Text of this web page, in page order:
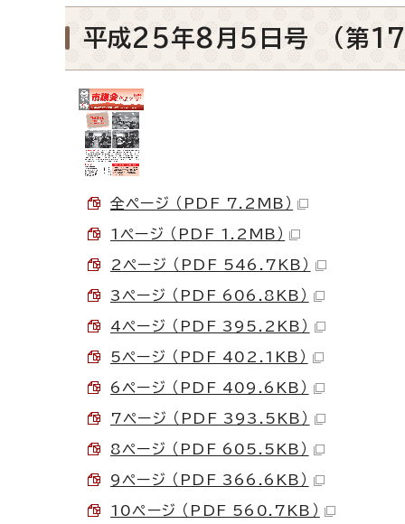
平成25年8月5日号 （第
全ページ （PDF 7.2MB）
1ページ （PDF 1.2MB）
2ページ （PDF 546.7KB）
3ページ （PDF 606.8KB）
4ページ （PDF 395.2KB）
5ページ （PDF 402.1KB）
6ページ （PDF 409.6KB）
7ページ （PDF 393.5KB）
8ページ （PDF 605.5KB）
9ページ （PDF 366.6KB）
10ページ （PDF 560.7KB）